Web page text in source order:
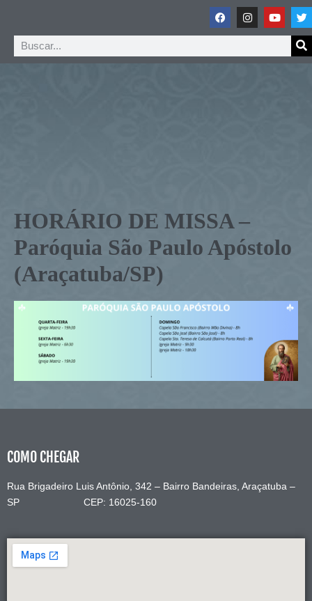
HORÁRIO DE MISSA –
Paróquia São Paulo Apóstolo
(Araçatuba/SP)
COMO CHEGAR
Rua Brigadeiro Luis Antônio, 342 – Bairro Bandeiras, Araçatuba –
SP CEP: 16025-160